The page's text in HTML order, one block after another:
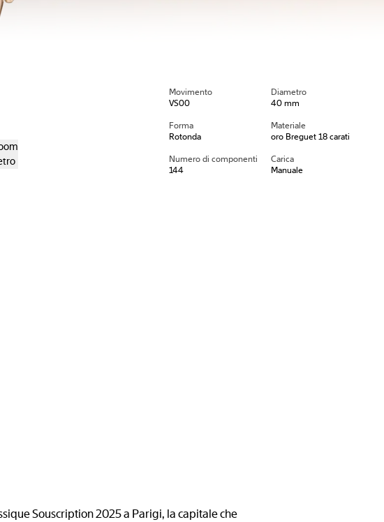
Movimento
VS00
Diametro
40 mm
Forma
Rotonda
Materiale
oro Breguet 18 carati
Numero di componenti
144
Carica
Manuale
Souscription 2025 a Parigi, la capitale che